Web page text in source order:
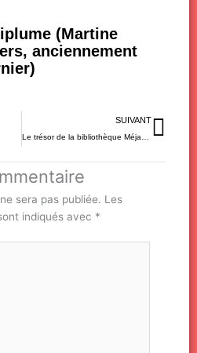
(Martine
anciennement
SUIVANT
sera pas publiée. Les
indiqués avec *